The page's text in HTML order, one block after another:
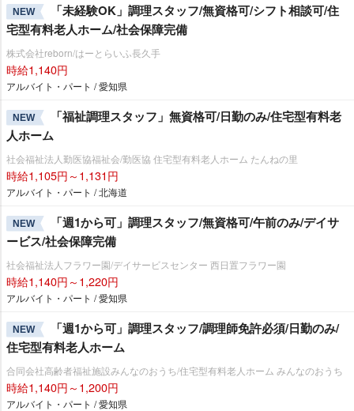
NEW
「未経験OK」調理スタッフ/無資格可/シフト相談可/住
宅型有料老人ホーム/社会保障完備
株式会社reborn/はーとらいふ長久手
時給1,140円
アルバイト・パート / 愛知県
NEW
「福祉調理スタッフ」無資格可/日勤のみ/住宅型有料老
人ホーム
社会福祉法人勤医協福祉会/勤医協 住宅型有料老人ホーム たんねの里
時給1,105円～1,131円
アルバイト・パート / 北海道
NEW
「週1から可」調理スタッフ/無資格可/午前のみ/デイサ
ービス/社会保障完備
社会福祉法人フラワー園/デイサービスセンター 西日置フラワー園
時給1,140円～1,220円
アルバイト・パート / 愛知県
NEW
「週1から可」調理スタッフ/調理師免許必須/日勤のみ/
住宅型有料老人ホーム
合同会社高齢者福祉施設みんなのおうち/住宅型有料老人ホーム みんなのおうち
時給1,140円～1,200円
アルバイト・パート / 愛知県